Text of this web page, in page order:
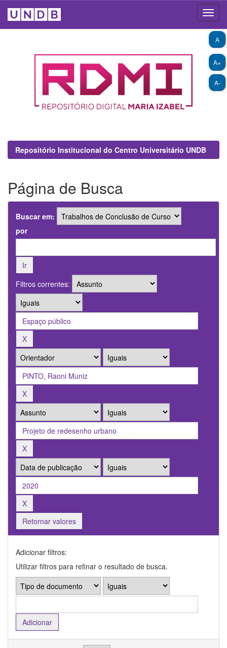
A+
A-
A
Repositório Institucional do Centro Universitário UNDB
Página de Busca
Buscar em:
por
Filtros correntes:
Retornar valores
Adicionar filtros:
Utilizar filtros para refinar o resultado de busca.